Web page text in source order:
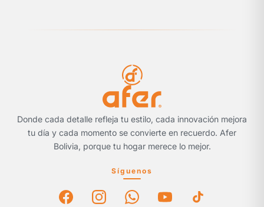
Donde cada detalle refleja tu estilo, cada innovación mejora
tu día y cada momento se convierte en recuerdo. Afer
Bolivia, porque tu hogar merece lo mejor.
Síguenos